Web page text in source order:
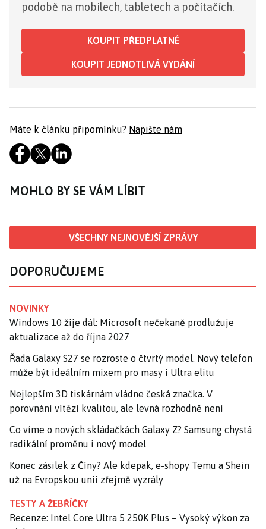
podobě na mobilech, tabletech a počítačích.
KOUPIT PŘEDPLATNÉ
KOUPIT JEDNOTLIVÁ VYDÁNÍ
Máte k článku připomínku? Napište nám
MOHLO BY SE VÁM LÍBIT
VŠECHNY NEJNOVĚJŠÍ ZPRÁVY
DOPORUČUJEME
NOVINKY
Windows 10 žije dál: Microsoft nečekaně prodlužuje
aktualizace až do října 2027
Řada Galaxy S27 se rozroste o čtvrtý model. Nový telefon
může být ideálním mixem pro masy i Ultra elitu
Nejlepším 3D tiskárnám vládne česká značka. V
porovnání vítězí kvalitou, ale levná rozhodně není
Co víme o nových skládačkách Galaxy Z? Samsung chystá
radikální proměnu i nový model
Konec zásilek z Číny? Ale kdepak, e-shopy Temu a Shein
už na Evropskou unii zřejmě vyzrály
TESTY A ŽEBŘÍČKY
Recenze: Intel Core Ultra 5 250K Plus – Vysoký výkon za